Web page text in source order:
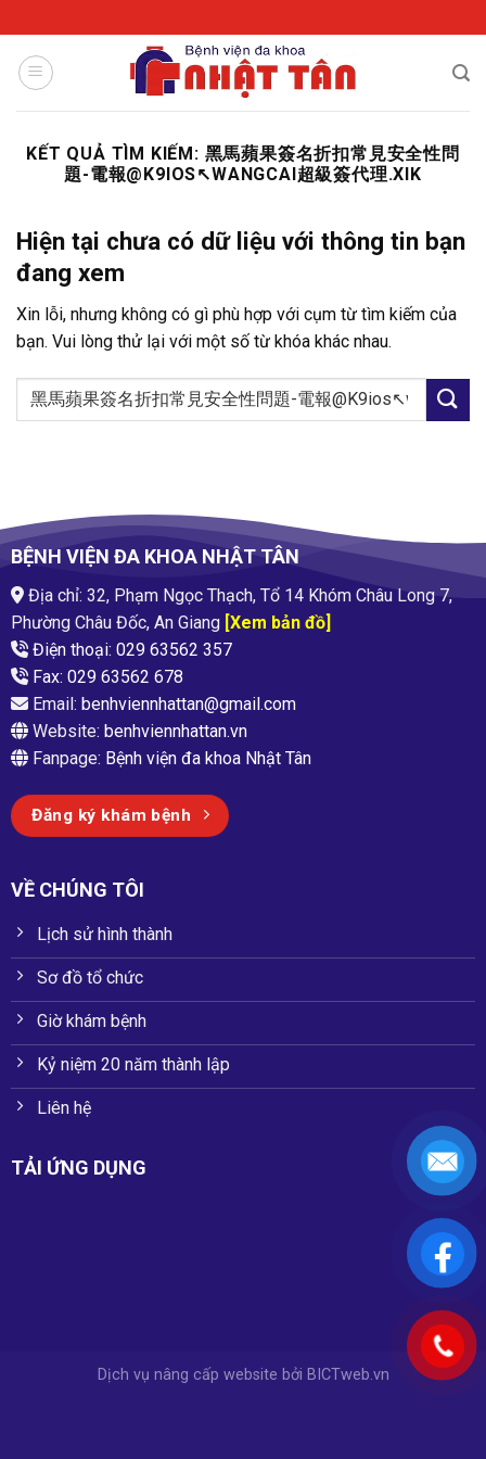
to
content
KẾT QUẢ TÌM KIẾM: 黑馬蘋果簽名折扣常見安全性問
題-電報@K9IOS↖️WANGCAI超級簽代理.XIK
Hiện tại chưa có dữ liệu với thông tin bạn
đang xem
Xin lỗi, nhưng không có gì phù hợp với cụm từ tìm kiếm của
bạn. Vui lòng thử lại với một số từ khóa khác nhau.
BỆNH VIỆN ĐA KHOA NHẬT TÂN
Địa chỉ: 32, Phạm Ngọc Thạch, Tổ 14 Khóm Châu Long 7,
Phường Châu Đốc, An Giang[Xem bản đồ]
Điện thoại: 029 63562 357
Fax: 029 63562 678
Email: benhviennhattan@gmail.com
Website: benhviennhattan.vn
Fanpage: Bệnh viện đa khoa Nhật Tân
Đăng ký khám bệnh
VỀ CHÚNG TÔI
Lịch sử hình thành
Sơ đồ tổ chức
Giờ khám bệnh
Kỷ niệm 20 năm thành lập
Liên hệ
TẢI ỨNG DỤNG
Dịch vụ nâng cấp website bởi BICTweb.vn